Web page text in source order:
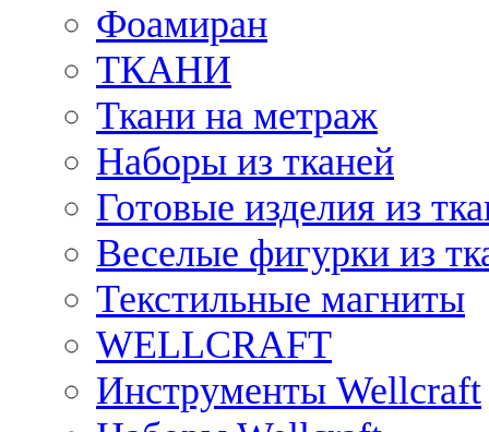
Фоамиран
ТКАНИ
Ткани на метраж
Наборы из тканей
Готовые изделия из
Веселые фигурки из
Текстильные магниты
WELLCRAFT
Инструменты Wellcraft